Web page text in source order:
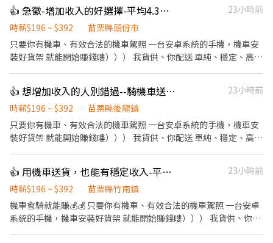
👍 急徵-增加收入的好選擇-平均4.3萬~6萬-NN頭份公北
23小時前
時薪$196 ~ $392
苗栗縣頭份市
只要你有機車、有效合法的機車駕照 一台安卓系統的手機，機車安
裝好貨架 就能開始賺錢嘍））） 我貨供、你配送 單純、穩定、高報
需處理金流 🏍️ 工作時間 ✔️ 08:00即可開始送貨 ✔️ 配送範圍3公里內
📅 休息安排 ✔️一週排休兩天 ✅ 基本條件 ✔️ 自備機車 ✔️ 有效駕照＋
強制險 ✔️ Android手機 快速應徵【截圖應徵職缺+姓名+電話】 報名
ID: @346uatki 會有專人與您聯絡，安排面試~
👍 想增加收入的人別錯過--騎機車送貨-平均4.3萬~6萬--NN後龍中山
23小時前
時薪$196 ~ $392
苗栗縣後龍鎮
只要你有機車、有效合法的機車駕照 一台安卓系統的手機，機車安
裝好貨架 就能開始賺錢嘍））） 我貨供、你配送 單純、穩定、高報
需處理金流 🏍️ 工作時間 ✔️ 08:00即可開始送貨 ✔️ 配送範圍3公里內
✅ 基本條件 ✔️ 自備機車 ✔️ 有效駕照＋強制險 ✔️ Android手機 🚀 應
徵方式 ---------------------------------------------------- 快速應徵
【截圖應徵職缺+姓名+電話】 官方賴：@346uatki 會有專人與您聯
👍 用機車送貨，也能有穩定收入-平均4.3萬-6萬-NN竹南新南
23小時前
時薪$196 ~ $392
苗栗縣竹南鎮
機車會騎就能賺💰️💰️ 只要你有機車、有效合法的機車駕照 一台安卓
系統的手機，機車安裝好貨架 就能開始賺錢嘍））） 我貨供、你配